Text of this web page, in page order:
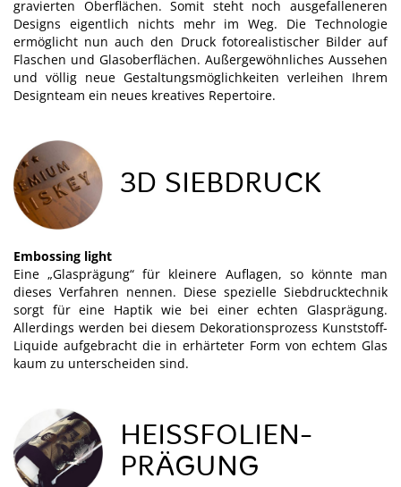
gravierten Oberflächen. Somit steht noch ausgefalleneren
Designs eigentlich nichts mehr im Weg. Die Technologie
ermöglicht nun auch den Druck fotorealistischer Bilder auf
Flaschen und Glasoberflächen. Außergewöhnliches Aussehen
und völlig neue Gestaltungsmöglichkeiten verleihen Ihrem
Designteam ein neues kreatives Repertoire.
3D SIEBDRUCK
Embossing light
Eine „Glasprägung“ für kleinere Auflagen, so könnte man
dieses Verfahren nennen. Diese spezielle Siebdrucktechnik
sorgt für eine Haptik wie bei einer echten Glasprägung.
Allerdings werden bei diesem Dekorationsprozess Kunststoff-
Liquide aufgebracht die in erhärteter Form von echtem Glas
kaum zu unterscheiden sind.
HEISSFOLIEN­P
RÄGUNG